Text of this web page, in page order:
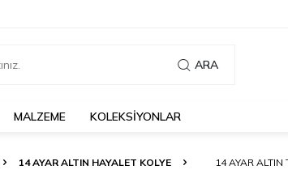
ARA
MALZEME KOLEKSİYONLAR
14 AYAR ALTIN HAYALET KOLYE 14 AYAR ALTIN